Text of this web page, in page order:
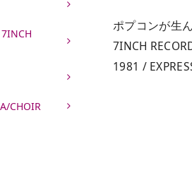
CHOIR
ポプコンが生
7INCH
1981 /